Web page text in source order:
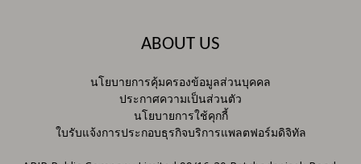
ABOUT US
นโยบายการคุ้มครองข้อมูลส่วนบุคคล
ประกาศความเป็นส่วนตัว
นโยบายการใช้คุกกี้
ใบรับแจ้งการประกอบธุรกิจบริการแพลตฟอร์มดิจิทัล